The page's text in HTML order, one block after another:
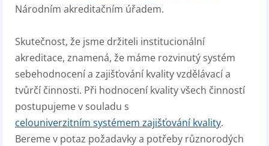
Národním akreditačním úřadem.
Skutečnost, že jsme držiteli institucionální
akreditace, znamená, že máme rozvinutý systém
sebehodnocení a zajišťování kvality vzdělávací a
tvůrčí činnosti. Při hodnocení kvality všech činností
postupujeme v souladu s
celouniverzitním systémem zajišťování kvality.
Bereme v potaz požadavky a potřeby různorodých